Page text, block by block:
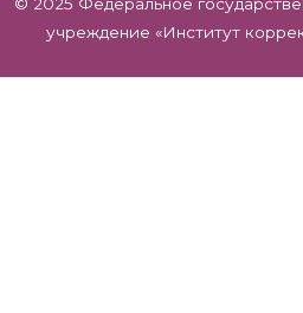
учреждение «Институт